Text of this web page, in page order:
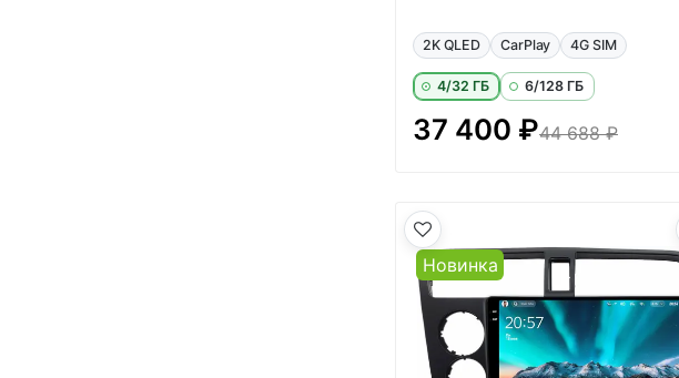
2K QLED CarPlay 4G SIM
4/32 ГБ 6/128 ГБ
37 400 ₽44 688 ₽
Новинка